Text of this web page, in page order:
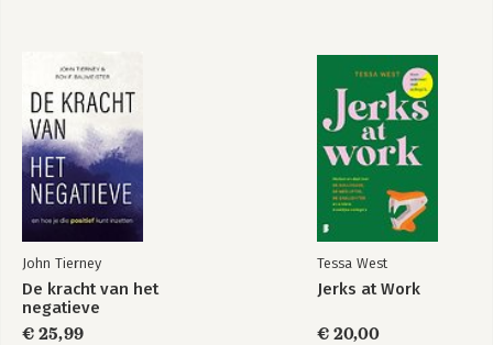
John Tierney
De kracht van het
negatieve
€ 25,99
Tessa West
Jerks at Work
€ 20,00